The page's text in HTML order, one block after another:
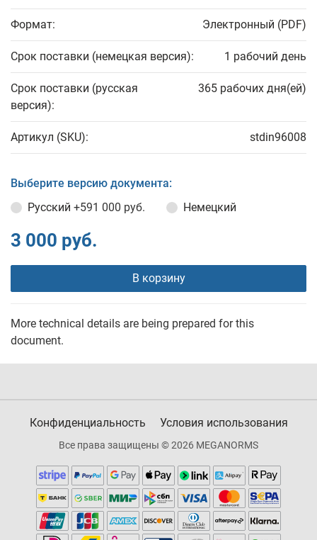
Формат: Электронный (PDF)
Срок поставки (немецкая версия): 1 рабочий день
Срок поставки (русская
версия):
365 рабочих дня(ей)
Артикул (SKU): stdin96008
Выберите версию документа:
Русский +591 000 руб. Немецкий
3 000 руб.
В корзину
More technical details are being prepared for this
document.
Конфиденциальность Условия использования
Все права защищены © 2026 MEGANORMS